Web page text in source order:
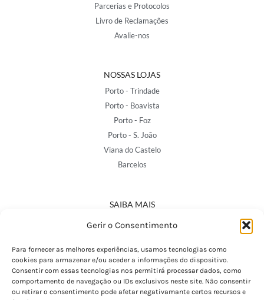
Gerir o Consentimento
Para fornecer as melhores experiências, usamos tecnologias como
cookies para armazenar e/ou aceder a informações do dispositivo.
Consentir com essas tecnologias nos permitirá processar dados, como
comportamento de navegação ou IDs exclusivos neste site. Não consentir
ou retirar o consentimento pode afetar negativamante certos recursos e
Parcerias e Protocolos
Livro de Reclamações
Avalie-nos
NOSSAS LOJAS
Porto - Trindade
Porto - Boavista
Porto - Foz
Porto - S. João
Viana do Castelo
Barcelos
SAIBA MAIS
Política de Privacidade
Termos e Condições
Perguntas Frequentes
Custos de Envio
Encomendas Internacionais